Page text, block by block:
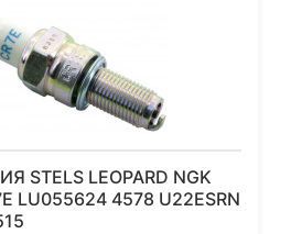
LEOPARD NGK
LU055624 4578 U22ESRN